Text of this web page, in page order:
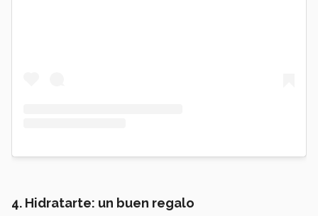
4. Hidratarte: un buen regalo